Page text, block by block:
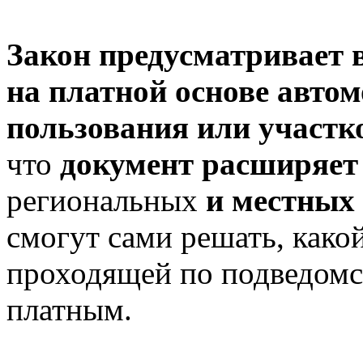
Закон предусматривает
на платной основе
пользования или
что документ
региональных и местных
смогут сами решать,
проходящей по
платным.